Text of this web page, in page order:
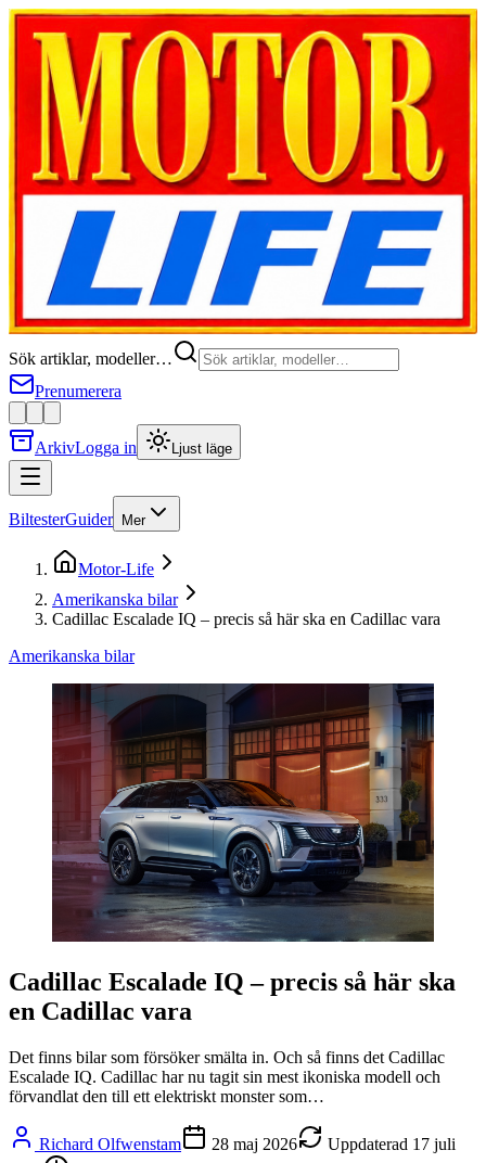
Sök artiklar, modeller…
Prenumerera
ArkivLogga in Ljust läge
BiltesterGuider Mer
Motor-Life
Amerikanska bilar
Cadillac Escalade IQ – precis så här ska en Cadillac vara
Amerikanska bilar
Cadillac Escalade IQ – precis så här ska
en Cadillac vara
Det finns bilar som försöker smälta in. Och så finns det Cadillac
Escalade IQ. Cadillac har nu tagit sin mest ikoniska modell och
förvandlat den till ett elektriskt monster som…
Richard Olfwenstam 28 maj 2026 Uppdaterad 17 juli